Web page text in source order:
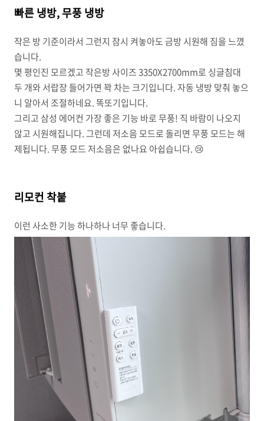
빠른 냉방, 무풍 냉방
작은 방 기준이라서 그런지 잠시 켜놓아도 금방 시원해 짐을 느꼈
습니다.
몇 평인진 모르겠고 작은방 사이즈 3350X2700mm로 싱글침대
두 개와 서랍장 들어가면 꽉 차는 크기입니다. 자동 냉방 맞춰 놓으
니 알아서 조절하네요. 똑또기입니다.
그리고 삼성 에어컨 가장 좋은 기능 바로 무풍! 직 바람이 나오지
않고 시원해집니다. 그런데 저소음 모드로 돌리면 무풍 모드는 해
제됩니다. 무풍 모드 저소음은 없나요 아쉽습니다. 😢
리모컨 착붙
이런 사소한 기능 하나하나 너무 좋습니다.